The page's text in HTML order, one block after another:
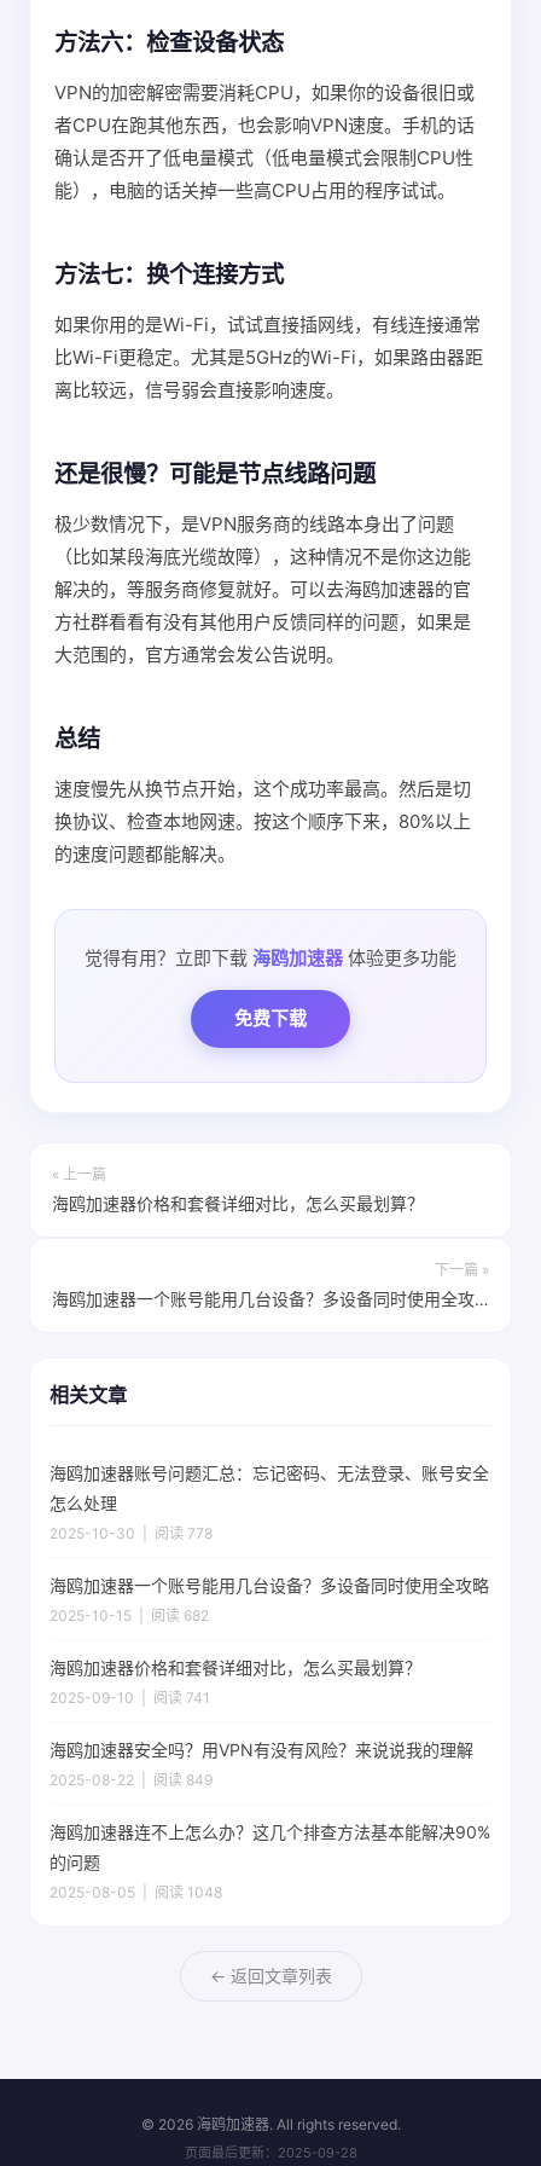
方法六：检查设备状态
VPN的加密解密需要消耗CPU，如果你的设备很旧或
者CPU在跑其他东西，也会影响VPN速度。手机的话
确认是否开了低电量模式（低电量模式会限制CPU性
能），电脑的话关掉一些高CPU占用的程序试试。
方法七：换个连接方式
如果你用的是Wi-Fi，试试直接插网线，有线连接通常
比Wi-Fi更稳定。尤其是5GHz的Wi-Fi，如果路由器距
离比较远，信号弱会直接影响速度。
还是很慢？可能是节点线路问题
极少数情况下，是VPN服务商的线路本身出了问题
（比如某段海底光缆故障），这种情况不是你这边能
解决的，等服务商修复就好。可以去海鸥加速器的官
方社群看看有没有其他用户反馈同样的问题，如果是
大范围的，官方通常会发公告说明。
总结
速度慢先从换节点开始，这个成功率最高。然后是切
换协议、检查本地网速。按这个顺序下来，80%以上
的速度问题都能解决。
觉得有用？立即下载 海鸥加速器 体验更多功能
免费下载
« 上一篇
海鸥加速器价格和套餐详细对比，怎么买最划算？
下一篇 »
海鸥加速器一个账号能用几台设备？多设备同时使用全攻略
相关文章
海鸥加速器账号问题汇总：忘记密码、无法登录、账号安全
怎么处理
2025-10-30 | 阅读 778
海鸥加速器一个账号能用几台设备？多设备同时使用全攻略
2025-10-15 | 阅读 682
海鸥加速器价格和套餐详细对比，怎么买最划算？
2025-09-10 | 阅读 741
海鸥加速器安全吗？用VPN有没有风险？来说说我的理解
2025-08-22 | 阅读 849
海鸥加速器连不上怎么办？这几个排查方法基本能解决90%
的问题
2025-08-05 | 阅读 1048
← 返回文章列表
© 2026 海鸥加速器. All rights reserved.
页面最后更新：2025-09-28